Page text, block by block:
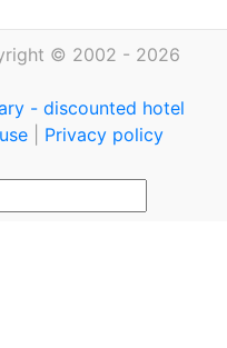
© 2002 - 2026
- discounted hotel
Privacy policy